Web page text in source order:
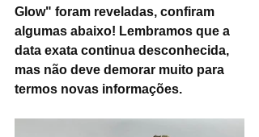
Glow" foram reveladas, confiram
algumas abaixo! Lembramos que a
data exata continua desconhecida,
mas não deve demorar muito para
termos novas informações.